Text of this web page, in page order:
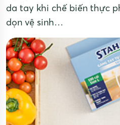
da tay khi chế biến thực
dọn vệ sinh…